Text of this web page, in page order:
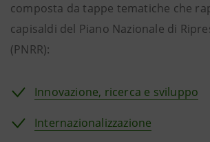
composta da tappe tematiche che
capisaldi del Piano Nazionale di
(PNRR):
Innovazione, ricerca e sviluppo
Internazionalizzazione